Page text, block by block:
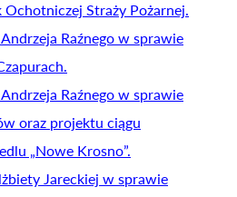
Straży Pożarnej.
Raźnego w sprawie
Raźnego w sprawie
oraz projektu ciągu
„Nowe Krosno”.
Jareckiej w sprawie